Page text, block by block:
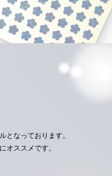
となっております。
オススメです。